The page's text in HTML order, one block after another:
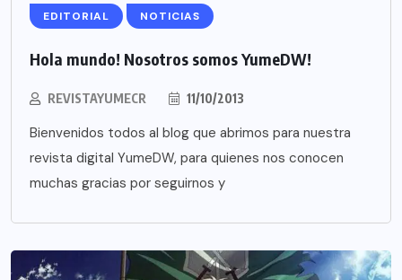
EDITORIAL NOTICIAS
Hola mundo! Nosotros somos YumeDW!
REVISTAYUMECR 11/10/2013
Bienvenidos todos al blog que abrimos para nuestra
revista digital YumeDW, para quienes nos conocen
muchas gracias por seguirnos y